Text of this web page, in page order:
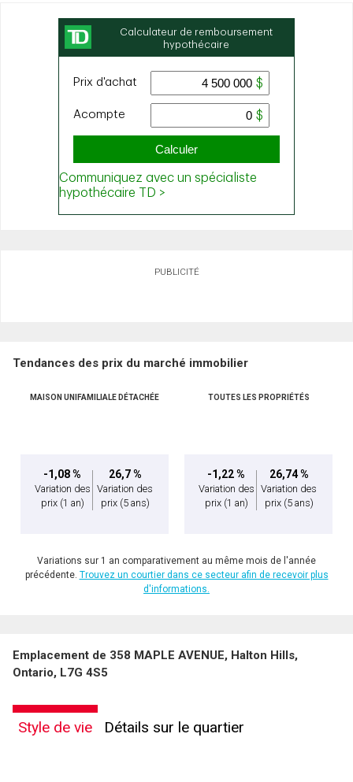
PUBLICITÉ
Tendances des prix du marché immobilier
MAISON UNIFAMILIALE DÉTACHÉE
-1,08 %
Variation des
prix (1 an)
26,7 %
Variation des
prix (5 ans)
TOUTES LES PROPRIÉTÉS
-1,22 %
Variation des
prix (1 an)
26,74 %
Variation des
prix (5 ans)
Variations sur 1 an comparativement au même mois de l'année
précédente. Trouvez un courtier dans ce secteur afin de recevoir plus
d'informations.
Emplacement de 358 MAPLE AVENUE, Halton Hills,
Ontario, L7G 4S5
Style de vie Détails sur le quartier